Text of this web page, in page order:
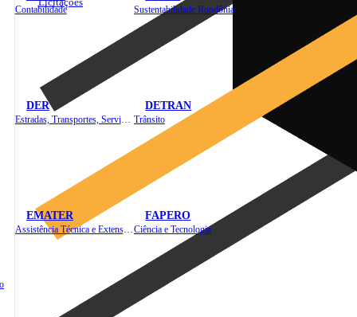
Contabilidade Sustentabilidade Rondônia
DER
Estradas, Transportes, Serviços Públicos
DETRAN
Trânsito
EMATER
Assistência Técnica e Extensão Rural
FAPERO
Ciência e Tecnologia